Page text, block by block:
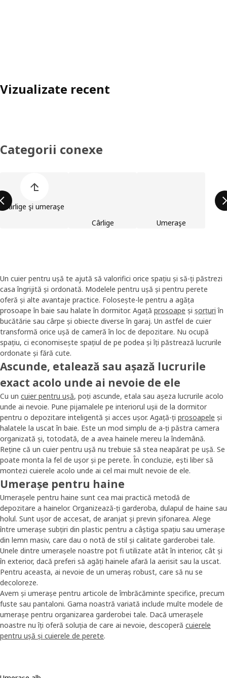
Vizualizate recent
Categorii conexe
Cârlige şi umeraşe
Cârlige
Umeraşe
Un cuier pentru ușă te ajută să valorifici orice spațiu și să-ți păstrezi
casa îngrijită și ordonată. Modelele pentru ușă și pentru perete
oferă și alte avantaje practice. Folosește-le pentru a agăța
prosoape în baie sau halate în dormitor. Agață prosoape și șorțuri în
bucătărie sau cârpe și obiecte diverse în garaj. Un astfel de cuier
transformă orice ușă de cameră în loc de depozitare. Nu ocupă
spațiu, ci economisește spațiul de pe podea și îți păstrează lucrurile
ordonate și fără cute.
Ascunde, etalează sau așază lucrurile
exact acolo unde ai nevoie de ele
Cu un cuier pentru ușă, poți ascunde, etala sau așeza lucrurile acolo
unde ai nevoie. Pune pijamalele pe interiorul ușii de la dormitor
pentru o depozitare inteligentă și acces ușor. Agață-ți prosoapele și
halatele la uscat în baie. Este un mod simplu de a-ți păstra camera
organizată și, totodată, de a avea hainele mereu la îndemână.
Reține că un cuier pentru ușă nu trebuie să stea neapărat pe ușă. Se
poate monta la fel de ușor și pe perete. În concluzie, ești liber să
montezi cuierele acolo unde ai cel mai mult nevoie de ele.
Umerașe pentru haine
Umerașele pentru haine sunt cea mai practică metodă de
depozitare a hainelor. Organizează-ți garderoba, dulapul de haine sau
holul. Sunt ușor de accesat, de aranjat și previn șifonarea. Alege
între umerașe subțiri din plastic pentru a câștiga spațiu sau umerașe
din lemn masiv, care dau o notă de stil și calitate garderobei tale.
Unele dintre umerașele noastre pot fi utilizate atât în interior, cât și
în exterior, dacă preferi să agăți hainele afară la aerisit sau la uscat.
Pentru aceasta, ai nevoie de un umeraș robust, care să nu se
decoloreze.
Avem și umerașe pentru articole de îmbrăcăminte specifice, precum
fuste sau pantaloni. Gama noastră variată include multe modele de
umerașe pentru organizarea garderobei tale. Dacă umerașele
noastre nu îți oferă soluția de care ai nevoie, descoperă cuierele
pentru ușă și cuierele de perete.